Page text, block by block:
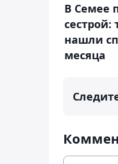
В Семее
сестрой:
нашли
месяца